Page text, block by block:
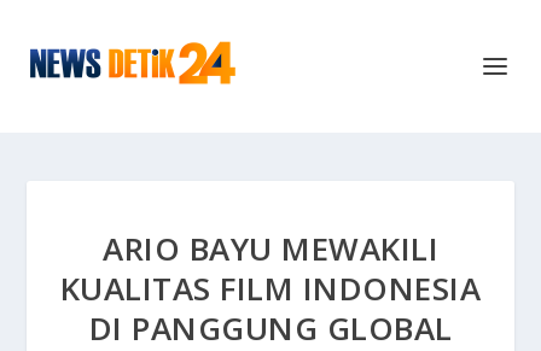
ARIO BAYU MEWAKILI
KUALITAS FILM INDONESIA
DI PANGGUNG GLOBAL